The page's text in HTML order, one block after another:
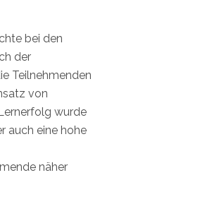
bei den
der
Teilnehmenden
von
wurde
auch eine hohe
näher